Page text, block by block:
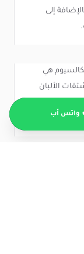
إلى
هي
الألبان
على نسب
واتس أب